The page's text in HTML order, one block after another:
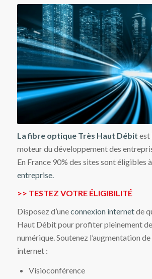
La fibre optique Très Haut Débit est
moteur du développement des
En France 90% des sites sont éligibles
entreprise.
>> TESTEZ VOTRE ÉLIGIBILITÉ
Disposez d’uneconnexion internetde
Haut Débit pour profiter pleinement
numérique. Soutenez l’augmentation de
internet :
Visioconférence